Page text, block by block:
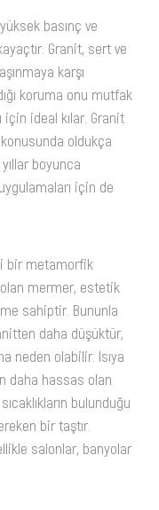
basınç ve
Granit, sert ve
karşı
koruma onu mutfak
için ideal kılar. Granit
oldukça
boyunca
için de
bir metamorfik
mermer, estetik
sahiptir. Bununla
daha düşüktür,
neden olabilir. Isıya
daha hassas olan
bulunduğu
bir taştır.
salonlar, banyolar